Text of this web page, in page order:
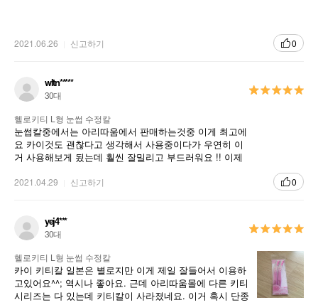
2021.06.26 신고하기 0
wltn*****
30대
헬로키티 L형 눈썹 수정칼
눈썹칼중에서는 아리따움에서 판매하는것중 이게 최고에
요 카이것도 괜찮다고 생각해서 사용중이다가 우연히 이
거 사용해보게 됬는데 훨씬 잘밀리고 부드러워요 !! 이제
2021.04.29 신고하기 0
yej4***
30대
헬로키티 L형 눈썹 수정칼
카이 키티칼 일본은 별로지만 이게 제일 잘들어서 이용하
고있어요^^; 역시나 좋아요. 근데 아리따움몰에 다른 키티
시리즈는 다 있는데 키티칼이 사라졌네요. 이거 혹시 단종